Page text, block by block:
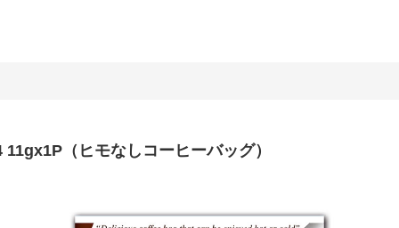
（ヒモなしコーヒーバッグ）